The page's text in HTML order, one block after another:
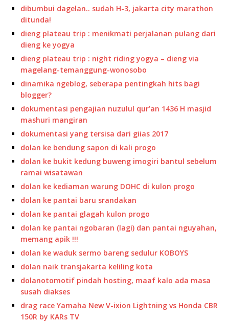
dibumbui dagelan.. sudah H-3, jakarta city marathon
ditunda!
dieng plateau trip : menikmati perjalanan pulang dari
dieng ke yogya
dieng plateau trip : night riding yogya – dieng via
magelang-temanggung-wonosobo
dinamika ngeblog, seberapa pentingkah hits bagi
blogger?
dokumentasi pengajian nuzulul qur’an 1436 H masjid
mashuri mangiran
dokumentasi yang tersisa dari giias 2017
dolan ke bendung sapon di kali progo
dolan ke bukit kedung buweng imogiri bantul sebelum
ramai wisatawan
dolan ke kediaman warung DOHC di kulon progo
dolan ke pantai baru srandakan
dolan ke pantai glagah kulon progo
dolan ke pantai ngobaran (lagi) dan pantai nguyahan,
memang apik !!!
dolan ke waduk sermo bareng sedulur KOBOYS
dolan naik transjakarta keliling kota
dolanotomotif pindah hosting, maaf kalo ada masa
susah diakses
drag race Yamaha New V-ixion Lightning vs Honda CBR
150R by KARs TV